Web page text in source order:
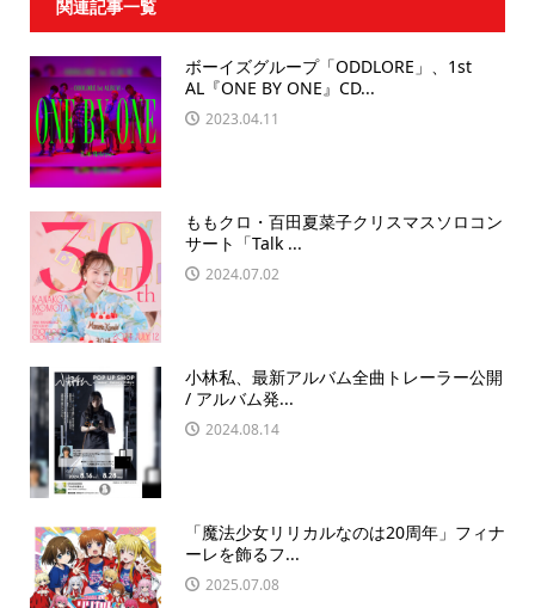
関連記事一覧
ボーイズグループ「ODDLORE」、1st
AL『ONE BY ONE』CD...
2023.04.11
ももクロ・百田夏菜子クリスマスソロコン
サート「Talk ...
2024.07.02
小林私、最新アルバム全曲トレーラー公開
/ アルバム発...
2024.08.14
「魔法少女リリカルなのは20周年」フィナ
ーレを飾るフ...
2025.07.08